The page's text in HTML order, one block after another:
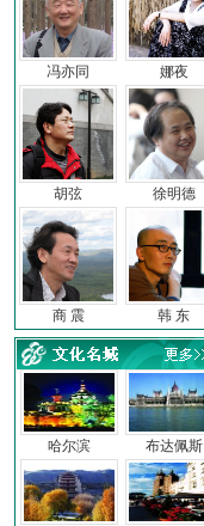
冯亦同 娜夜
胡弦 徐明德
商 震 韩 东
哈尔滨 布达佩斯